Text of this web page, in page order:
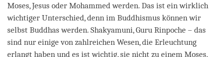
Moses, Jesus oder Mohammed werden. Das ist ein wirklich
wichtiger Unterschied, denn im Buddhismus können wir
selbst Buddhas werden. Shakyamuni, Guru Rinpoche – das
sind nur einige von zahlreichen Wesen, die Erleuchtung
erlangt haben und es ist wichtig, sie nicht zu einem Moses,